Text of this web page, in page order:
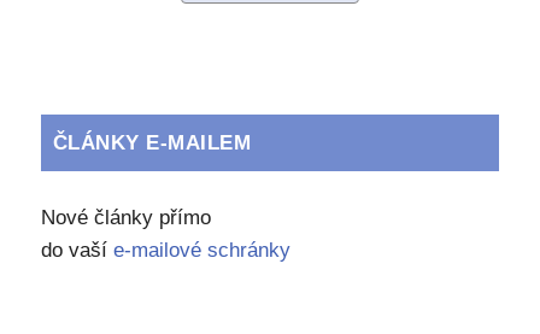
ČLÁNKY E-MAILEM
Nové články přímo
do vaší e-mailové schránky